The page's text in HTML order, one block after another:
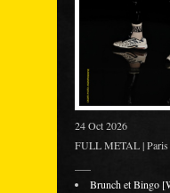
24 Oct 2026
FULL METAL | Paris
Brunch et Bingo